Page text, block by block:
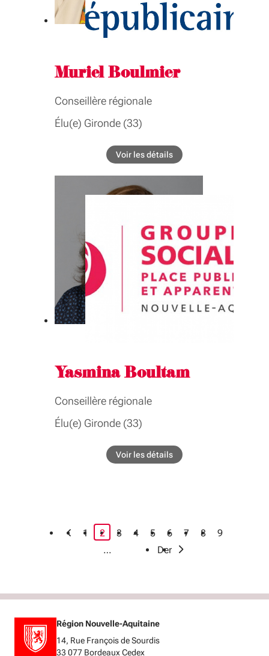
europeens, coopération européenne et
internationale, francophonie
Voir les détails
Muriel Boulmier
Conseillère régionale
Élu(e) Gironde (33)
COMMISSIONS
logement, habitat, foncier, ruralité,
GROUPE INTER-ASSEMBLÉE
Développement des territoires, santé,
logement, habitat, foncier, ruralité,
Voir les détails
Yasmina Boultam
Conseillère régionale
Élu(e) Gironde (33)
Éducation, lycées, orientation,
jeunesse, enseignement supérieur et
GROUPE INTER-ASSEMBLÉE
jeunesse, enseignement supérieur et
recherche
1 2page courante
3 4 5 6 7 8
9
…
Dernier
Région Nouvelle-Aquitaine
14, Rue François de Sourdis
33 077 Bordeaux Cedex